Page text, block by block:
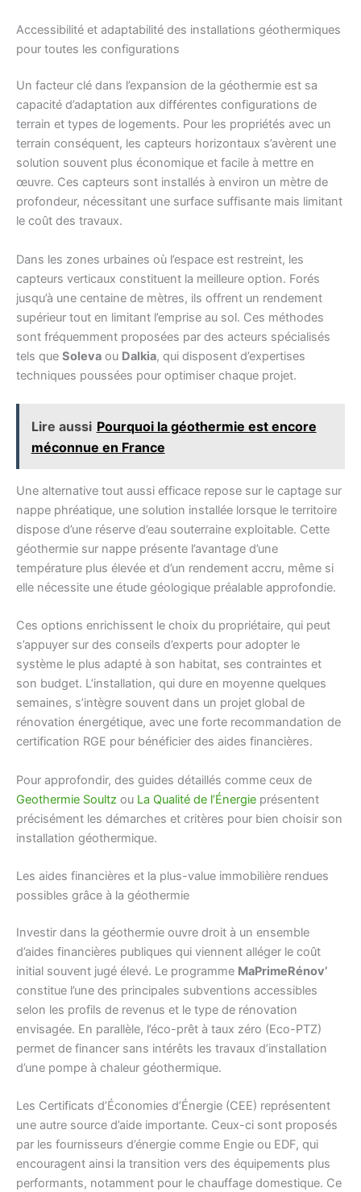
Accessibilité et adaptabilité des installations géothermiques
pour toutes les configurations
Un facteur clé dans l’expansion de la géothermie est sa
capacité d’adaptation aux différentes configurations de
terrain et types de logements. Pour les propriétés avec un
terrain conséquent, les capteurs horizontaux s’avèrent une
solution souvent plus économique et facile à mettre en
œuvre. Ces capteurs sont installés à environ un mètre de
profondeur, nécessitant une surface suffisante mais limitant
le coût des travaux.
Dans les zones urbaines où l’espace est restreint, les
capteurs verticaux constituent la meilleure option. Forés
jusqu’à une centaine de mètres, ils offrent un rendement
supérieur tout en limitant l’emprise au sol. Ces méthodes
sont fréquemment proposées par des acteurs spécialisés
tels que Soleva ou Dalkia, qui disposent d’expertises
techniques poussées pour optimiser chaque projet.
Lire aussi Pourquoi la géothermie est encore
méconnue en France
Une alternative tout aussi efficace repose sur le captage sur
nappe phréatique, une solution installée lorsque le territoire
dispose d’une réserve d’eau souterraine exploitable. Cette
géothermie sur nappe présente l’avantage d’une
température plus élevée et d’un rendement accru, même si
elle nécessite une étude géologique préalable approfondie.
Ces options enrichissent le choix du propriétaire, qui peut
s’appuyer sur des conseils d’experts pour adopter le
système le plus adapté à son habitat, ses contraintes et
son budget. L’installation, qui dure en moyenne quelques
semaines, s’intègre souvent dans un projet global de
rénovation énergétique, avec une forte recommandation de
certification RGE pour bénéficier des aides financières.
Pour approfondir, des guides détaillés comme ceux de
Geothermie Soultz ou La Qualité de l’Énergie présentent
précisément les démarches et critères pour bien choisir son
installation géothermique.
Les aides financières et la plus-value immobilière rendues
possibles grâce à la géothermie
Investir dans la géothermie ouvre droit à un ensemble
d’aides financières publiques qui viennent alléger le coût
initial souvent jugé élevé. Le programme MaPrimeRénov’
constitue l’une des principales subventions accessibles
selon les profils de revenus et le type de rénovation
envisagée. En parallèle, l’éco-prêt à taux zéro (Eco-PTZ)
permet de financer sans intérêts les travaux d’installation
d’une pompe à chaleur géothermique.
Les Certificats d’Économies d’Énergie (CEE) représentent
une autre source d’aide importante. Ceux-ci sont proposés
par les fournisseurs d’énergie comme Engie ou EDF, qui
encouragent ainsi la transition vers des équipements plus
performants, notamment pour le chauffage domestique. Ce